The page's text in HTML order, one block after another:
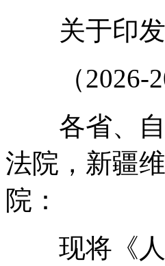
关于印发
（2026-
各省、自
法院，新疆
院：
现将《人